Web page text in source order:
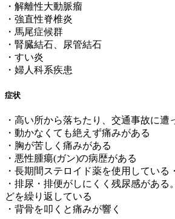
・解離性大動脈瘤
・強直性脊椎炎
・馬尾症候群
・腎臓結石、尿管結石
・すい炎
・婦人科系疾患
症状
・高い所から落ちたり、交通事故に遭
・動かなくても絶えず痛みがある
・胸が苦しく痛みがある
・悪性腫瘍(ガン)の病歴がある
・長期間ステロイド薬を使用している
・排尿・排便がしにくく残尿感がある
どを繰り返している
・背骨を叩くと痛みが響く